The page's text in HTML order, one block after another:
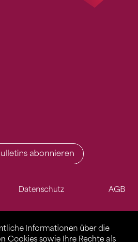
Informationen über die
Cookies sowie Ihre Rechte als
abonnieren
Datenschutz AGB